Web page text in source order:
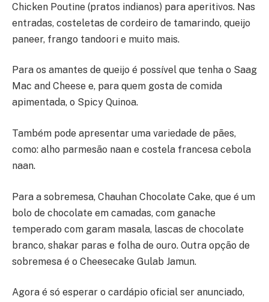
Chicken Poutine (pratos indianos) para aperitivos. Nas
entradas, costeletas de cordeiro de tamarindo, queijo
paneer, frango tandoori e muito mais.
Para os amantes de queijo é possível que tenha o Saag
Mac and Cheese e, para quem gosta de comida
apimentada, o Spicy Quinoa.
Também pode apresentar uma variedade de pães,
como: alho parmesão naan e costela francesa cebola
naan.
Para a sobremesa, Chauhan Chocolate Cake, que é um
bolo de chocolate em camadas, com ganache
temperado com garam masala, lascas de chocolate
branco, shakar paras e folha de ouro. Outra opção de
sobremesa é o Cheesecake Gulab Jamun.
Agora é só esperar o cardápio oficial ser anunciado,